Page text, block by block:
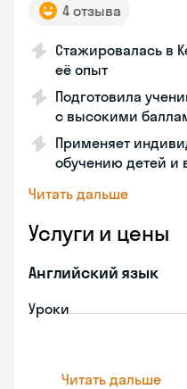
4 отзыва
Стажировалась в
её опыт
Подготовила
с высокими
Применяет
обучению детей и
Читать дальше
Услуги и цены
Английский язык
Уроки
Читать дальше